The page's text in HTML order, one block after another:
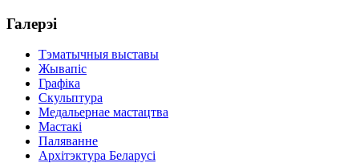
Галерэі
Тэматычныя выставы
Жывапіс
Графіка
Скульптура
Медальернае мастацтва
Мастакі
Паляванне
Архітэктура Беларусі